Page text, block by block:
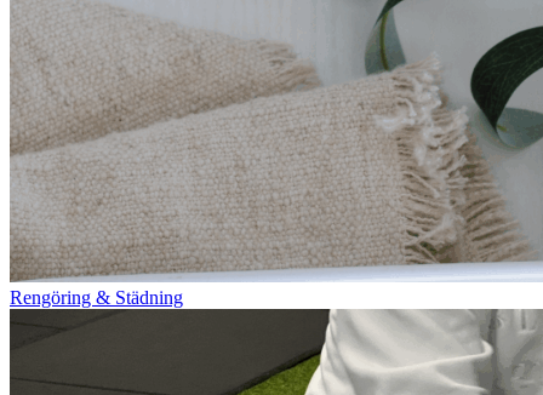
Rengöring & Städning